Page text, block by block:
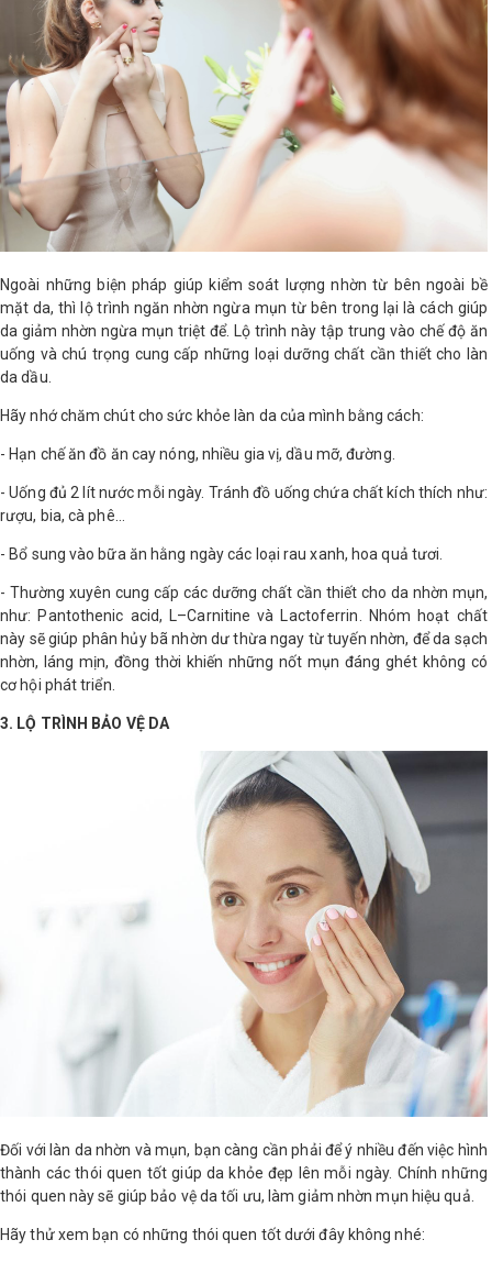
Ngoài những biện pháp giúp kiểm soát lượng nhờn từ bên ngoài bề
mặt da, thì lộ trình ngăn nhờn ngừa mụn từ bên trong lại là cách giúp
da giảm nhờn ngừa mụn triệt để. Lộ trình này tập trung vào chế độ ăn
uống và chú trọng cung cấp những loại dưỡng chất cần thiết cho làn
da dầu.
Hãy nhớ chăm chút cho sức khỏe làn da của mình bằng cách:
- Hạn chế ăn đồ ăn cay nóng, nhiều gia vị, dầu mỡ, đường.
- Uống đủ 2 lít nước mỗi ngày. Tránh đồ uống chứa chất kích thích như:
rượu, bia, cà phê…
- Bổ sung vào bữa ăn hằng ngày các loại rau xanh, hoa quả tươi.
- Thường xuyên cung cấp các dưỡng chất cần thiết cho da nhờn mụn,
như: Pantothenic acid, L–Carnitine và Lactoferrin. Nhóm hoạt chất
này sẽ giúp phân hủy bã nhờn dư thừa ngay từ tuyến nhờn, để da sạch
nhờn, láng mịn, đồng thời khiến những nốt mụn đáng ghét không có
cơ hội phát triển.
3. LỘ TRÌNH BẢO VỆ DA
Đối với làn da nhờn và mụn, bạn càng cần phải để ý nhiều đến việc hình
thành các thói quen tốt giúp da khỏe đẹp lên mỗi ngày. Chính những
thói quen này sẽ giúp bảo vệ da tối ưu, làm giảm nhờn mụn hiệu quả.
Hãy thử xem bạn có những thói quen tốt dưới đây không nhé: